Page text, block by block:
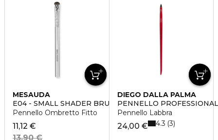
MESAUDA
E04 - SMALL SHADER BRUSH
Pennello Ombretto Fitto
11,12 €
13,90 €
DIEGO DALLA PALMA
PENNELLO
Pennello Labbra
24,00 € 4.3 3